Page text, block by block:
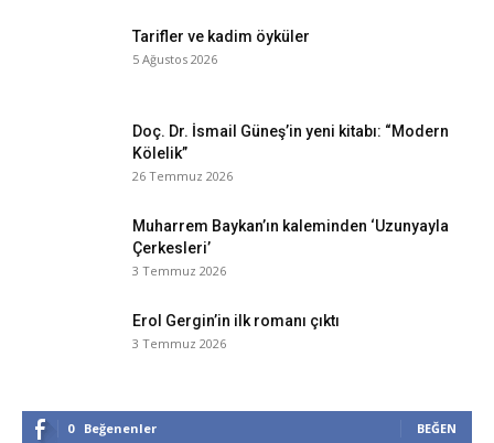
Tarifler ve kadim öyküler
5 Ağustos 2026
Doç. Dr. İsmail Güneş’in yeni kitabı: “Modern
Kölelik”
26 Temmuz 2026
Muharrem Baykan’ın kaleminden ‘Uzunyayla
Çerkesleri’
3 Temmuz 2026
Erol Gergin’in ilk romanı çıktı
3 Temmuz 2026
0 Beğenenler BEĞEN